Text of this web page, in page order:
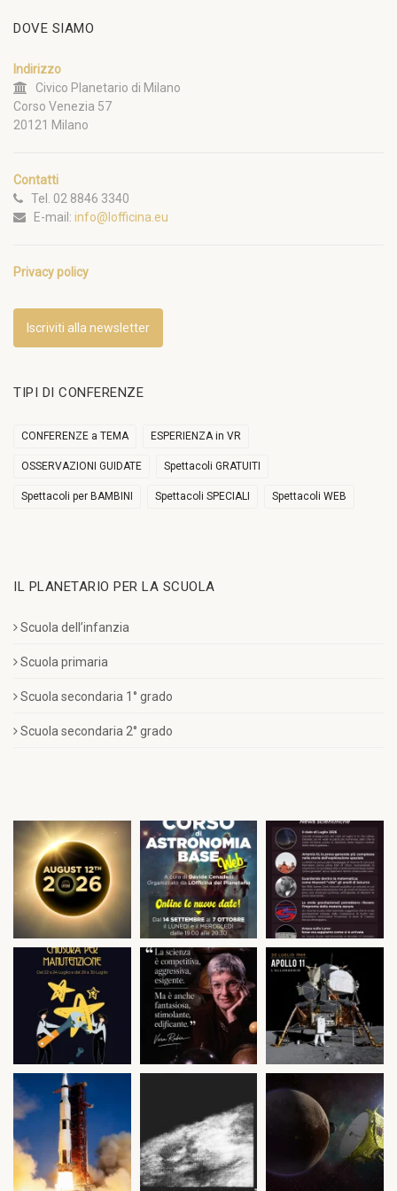
DOVE SIAMO
Indirizzo
Civico Planetario di Milano
Corso Venezia 57
20121 Milano
Contatti
Tel. 02 8846 3340
E-mail: info@lofficina.eu
Privacy policy
Iscriviti alla newsletter
TIPI DI CONFERENZE
CONFERENZE a TEMA ESPERIENZA in VR
OSSERVAZIONI GUIDATE Spettacoli GRATUITI
Spettacoli per BAMBINI Spettacoli SPECIALI Spettacoli WEB
IL PLANETARIO PER LA SCUOLA
Scuola dell’infanzia
Scuola primaria
Scuola secondaria 1° grado
Scuola secondaria 2° grado